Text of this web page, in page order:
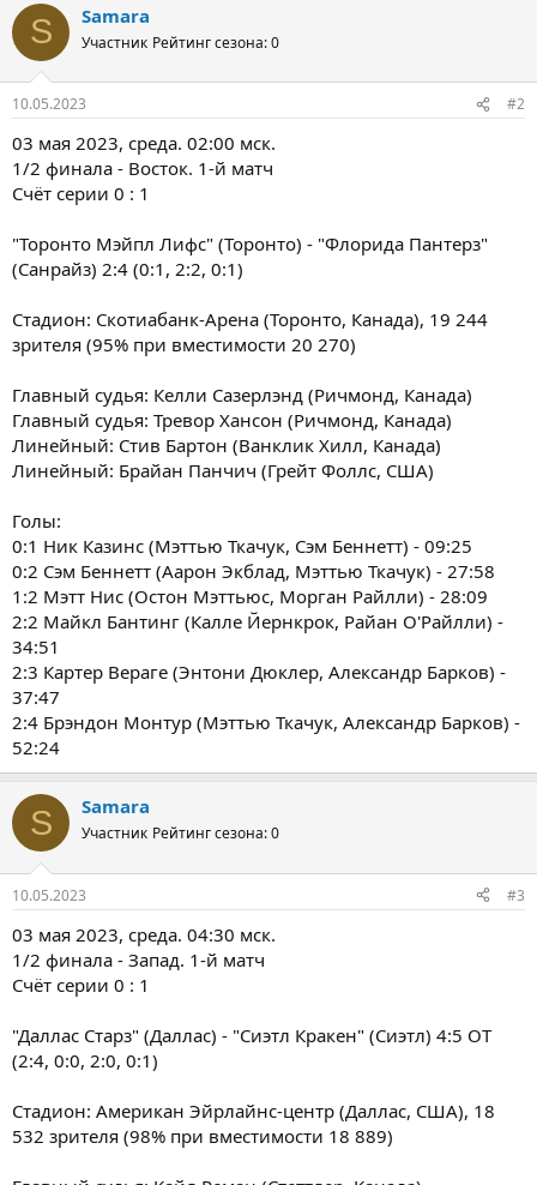
S Samara
Участник Рейтинг сезона: 0
10.05.2023 #2
03 мая 2023, среда. 02:00 мск.
1/2 финала - Восток. 1-й матч
Счёт серии 0 : 1
"Торонто Мэйпл Лифс" (Торонто) - "Флорида Пантерз"
(Санрайз) 2:4 (0:1, 2:2, 0:1)
Стадион: Скотиабанк-Арена (Торонто, Канада), 19 244
зрителя (95% при вместимости 20 270)
Главный судья: Келли Сазерлэнд (Ричмонд, Канада)
Главный судья: Тревор Хансон (Ричмонд, Канада)
Линейный: Стив Бартон (Ванклик Хилл, Канада)
Линейный: Брайан Панчич (Грейт Фоллс, США)
Голы:
0:1 Ник Казинс (Мэттью Ткачук, Сэм Беннетт) - 09:25
0:2 Сэм Беннетт (Аарон Экблад, Мэттью Ткачук) - 27:58
1:2 Мэтт Нис (Остон Мэттьюс, Морган Райлли) - 28:09
2:2 Майкл Бантинг (Калле Йернкрок, Райан О'Райлли) -
34:51
2:3 Картер Вераге (Энтони Дюклер, Александр Барков) -
37:47
2:4 Брэндон Монтур (Мэттью Ткачук, Александр Барков) -
52:24
S Samara
Участник Рейтинг сезона: 0
10.05.2023 #3
03 мая 2023, среда. 04:30 мск.
1/2 финала - Запад. 1-й матч
Счёт серии 0 : 1
"Даллас Старз" (Даллас) - "Сиэтл Кракен" (Сиэтл) 4:5 ОТ
(2:4, 0:0, 2:0, 0:1)
Стадион: Американ Эйрлайнс-центр (Даллас, США), 18
532 зрителя (98% при вместимости 18 889)